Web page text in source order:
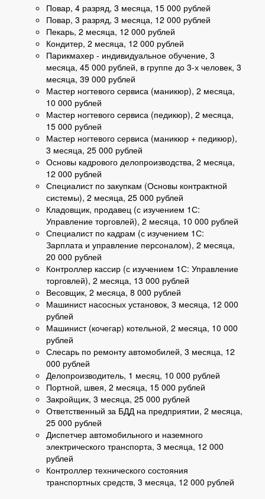
Повар, 4 разряд, 3 месяца, 15 000 рублей
Повар, 3 разряд, 3 месяца, 12 000 рублей
Пекарь, 2 месяца, 12 000 рублей
Кондитер, 2 месяца, 12 000 рублей
Парикмахер - индивидуальное обучение, 3
месяца, 45 000 рублей, в группе до 3-х человек, 3
месяца, 39 000 рублей
Мастер ногтевого сервиса (маникюр), 2 месяца,
10 000 рублей
Мастер ногтевого сервиса (педикюр), 2 месяца,
15 000 рублей
Мастер ногтевого сервиса (маникюр + педикюр),
3 месяца, 25 000 рублей
Основы кадрового делопроизводства, 2 месяца,
12 000 рублей
Специалист по закупкам (Основы контрактной
системы), 2 месяца, 25 000 рублей
Кладовщик, продавец (с изучением 1С:
Управление торговлей), 2 месяца, 10 000 рублей
Специалист по кадрам (с изучением 1С:
Зарплата и управление персоналом), 2 месяца,
20 000 рублей
Контроллер кассир (с изучением 1С: Управление
торговлей), 2 месяца, 13 000 рублей
Весовщик, 2 месяца, 8 000 рублей
Машинист насосных установок, 3 месяца, 12 000
рублей
Машинист (кочегар) котельной, 2 месяца, 10 000
рублей
Слесарь по ремонту автомобилей, 3 месяца, 12
000 рублей
Делопроизводитель, 1 месяц, 10 000 рублей
Портной, швея, 2 месяца, 15 000 рублей
Закройщик, 3 месяца, 25 000 рублей
Ответственный за БДД на предприятии, 2 месяца,
25 000 рублей
Диспетчер автомобильного и наземного
электрического транспорта, 3 месяца, 12 000
рублей
Контроллер технического состояния
транспортных средств, 3 месяца, 12 000 рублей